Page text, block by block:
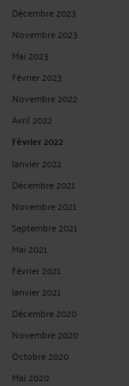
Décembre 2023
Novembre 2023
Mai 2023
Février 2023
Novembre 2022
Avril 2022
Février 2022
Janvier 2022
Décembre 2021
Novembre 2021
Septembre 2021
Mai 2021
Février 2021
Janvier 2021
Décembre 2020
Novembre 2020
Octobre 2020
Mai 2020